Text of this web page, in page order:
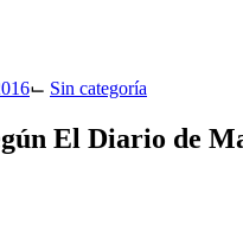
⌙ Sin categoría
El Diario de